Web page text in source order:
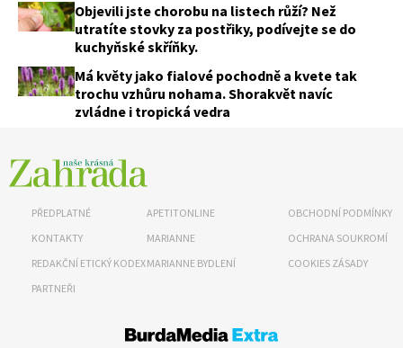
74 Kč
Objednat >
Objevili jste chorobu na listech růží? Než
utratíte stovky za postřiky, podívejte se do
kuchyňské skříňky.
Má květy jako fialové pochodně a kvete tak
trochu vzhůru nohama. Shorakvět navíc
zvládne i tropická vedra
PŘEDPLATNÉ
KONTAKTY
REDAKČNÍ ETICKÝ KODEX
PARTNEŘI
APETITONLINE
MARIANNE
MARIANNE BYDLENÍ
OBCHODNÍ PODMÍNKY
OCHRANA SOUKROMÍ
COOKIES ZÁSADY